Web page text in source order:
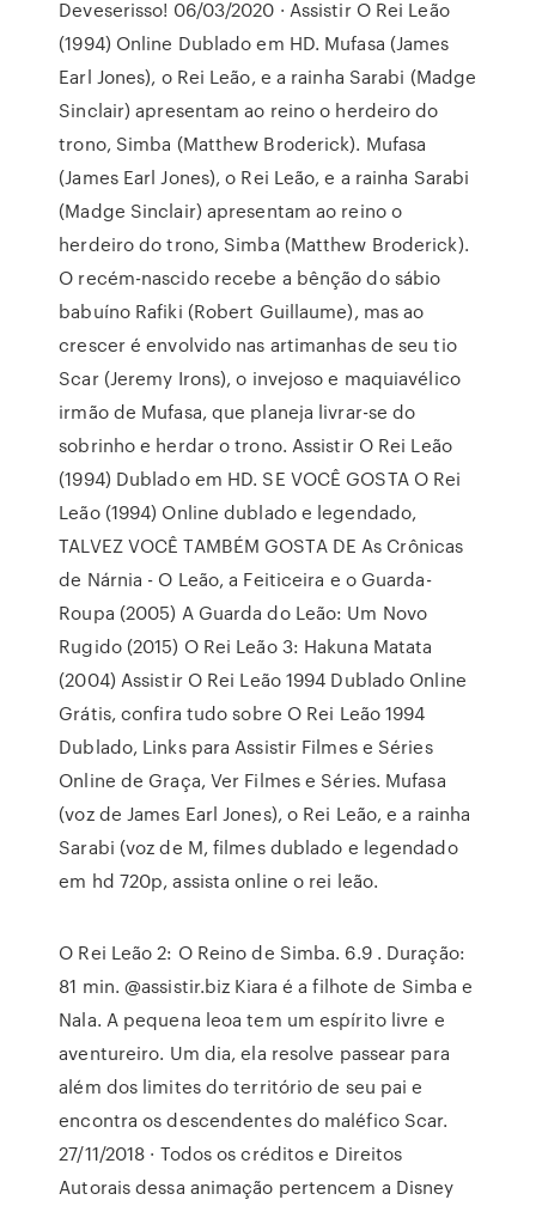
Deveserisso! 06/03/2020 · Assistir O Rei Leão
(1994) Online Dublado em HD. Mufasa (James
Earl Jones), o Rei Leão, e a rainha Sarabi (Madge
Sinclair) apresentam ao reino o herdeiro do
trono, Simba (Matthew Broderick). Mufasa
(James Earl Jones), o Rei Leão, e a rainha Sarabi
(Madge Sinclair) apresentam ao reino o
herdeiro do trono, Simba (Matthew Broderick).
O recém-nascido recebe a bênção do sábio
babuíno Rafiki (Robert Guillaume), mas ao
crescer é envolvido nas artimanhas de seu tio
Scar (Jeremy Irons), o invejoso e maquiavélico
irmão de Mufasa, que planeja livrar-se do
sobrinho e herdar o trono. Assistir O Rei Leão
(1994) Dublado em HD. SE VOCÊ GOSTA O Rei
Leão (1994) Online dublado e legendado,
TALVEZ VOCÊ TAMBÉM GOSTA DE As Crônicas
de Nárnia - O Leão, a Feiticeira e o Guarda-
Roupa (2005) A Guarda do Leão: Um Novo
Rugido (2015) O Rei Leão 3: Hakuna Matata
(2004) Assistir O Rei Leão 1994 Dublado Online
Grátis, confira tudo sobre O Rei Leão 1994
Dublado, Links para Assistir Filmes e Séries
Online de Graça, Ver Filmes e Séries. Mufasa
(voz de James Earl Jones), o Rei Leão, e a rainha
Sarabi (voz de M, filmes dublado e legendado
em hd 720p, assista online o rei leão.
O Rei Leão 2: O Reino de Simba. 6.9 . Duração:
81 min. @assistir.biz Kiara é a filhote de Simba e
Nala. A pequena leoa tem um espírito livre e
aventureiro. Um dia, ela resolve passear para
além dos limites do território de seu pai e
encontra os descendentes do maléfico Scar.
27/11/2018 · Todos os créditos e Direitos
Autorais dessa animação pertencem a Disney